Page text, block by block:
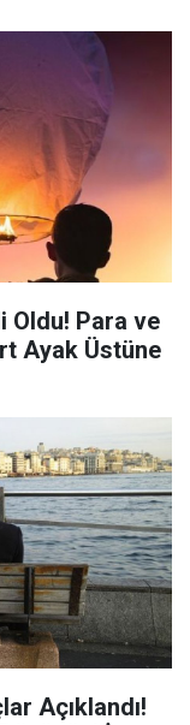
Oldu! Para ve
Ayak Üstüne
Açıklandı!